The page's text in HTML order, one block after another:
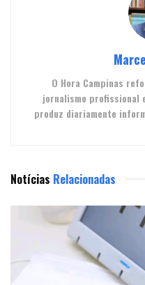
O Hora Campinas
jornalismo profissional
produz diariamente
Notícias Relacionadas